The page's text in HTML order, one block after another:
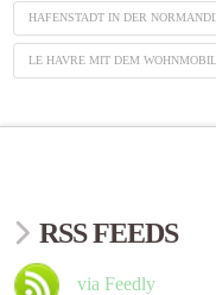
HAFENSTADT IN DER
LE HAVRE MIT DEM
RSS FEEDS
via Feedly